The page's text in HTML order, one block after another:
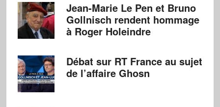
Jean-Marie Le Pen et Bruno
Gollnisch rendent hommage
à Roger Holeindre
Débat sur RT France au sujet
de l’affaire Ghosn